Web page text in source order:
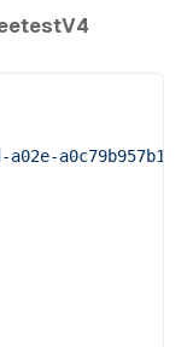
a0c79b957b15"